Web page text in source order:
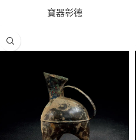
寶器彰德